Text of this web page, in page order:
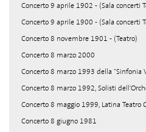
Concerto 9 aprile 1902 - (Sala concerti
Concerto 9 aprile 1900 - (Sala concerti
Concerto 8 novembre 1901 - (Teatro)
Concerto 8 marzo 2000
Concerto 8 marzo 1993 della "Sinfonia
Concerto 8 marzo 1992, Solisti
Concerto 8 maggio 1999, Latina Teatro
Concerto 8 giugno 1981